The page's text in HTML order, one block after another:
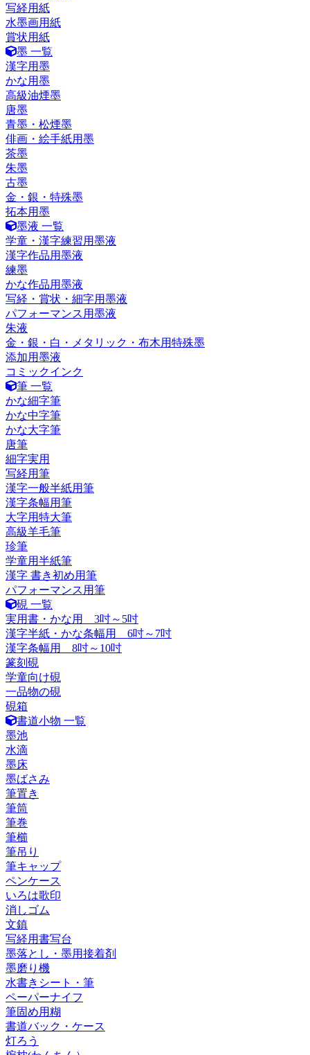
写経用紙
水墨画用紙
賞状用紙
墨 一覧
漢字用墨
かな用墨
高級油煙墨
唐墨
青墨・松煙墨
俳画・絵手紙用墨
茶墨
朱墨
古墨
金・銀・特殊墨
拓本用墨
墨液 一覧
学童・漢字練習用墨液
漢字作品用墨液
練墨
かな作品用墨液
写経・賞状・細字用墨液
パフォーマンス用墨液
朱液
金・銀・白・メタリック・布木用特殊墨
添加用墨液
コミックインク
筆 一覧
かな細字筆
かな中字筆
かな大字筆
唐筆
細字実用
写経用筆
漢字一般半紙用筆
漢字条幅用筆
大字用特大筆
高級羊毛筆
珍筆
学童用半紙筆
漢字 書き初め用筆
パフォーマンス用筆
硯 一覧
実用書・かな用 3吋～5吋
漢字半紙・かな条幅用 6吋～7吋
漢字条幅用 8吋～10吋
篆刻硯
学童向け硯
一品物の硯
硯箱
書道小物 一覧
墨池
水滴
墨床
墨ばさみ
筆置き
筆筒
筆巻
筆櫛
筆吊り
筆キャップ
ペンケース
いろは歌印
消しゴム
文鎮
写経用書写台
墨落とし・墨用接着剤
墨磨り機
水書きシート・筆
ペーパーナイフ
筆固め用糊
書道バック・ケース
灯ろう